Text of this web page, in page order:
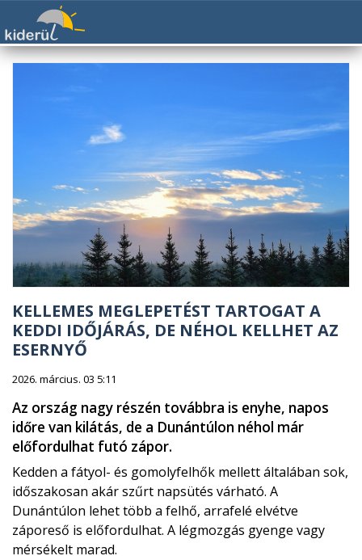
KELLEMES MEGLEPETÉST TARTOGAT A
KEDDI IDŐJÁRÁS, DE NÉHOL KELLHET AZ
ESERNYŐ
2026. március. 03 5:11
Az ország nagy részén továbbra is enyhe, napos
időre van kilátás, de a Dunántúlon néhol már
előfordulhat futó zápor.
Kedden a fátyol- és gomolyfelhők mellett általában sok,
időszakosan akár szűrt napsütés várható. A
Dunántúlon lehet több a felhő, arrafelé elvétve
záporeső is előfordulhat. A légmozgás gyenge vagy
mérsékelt marad.